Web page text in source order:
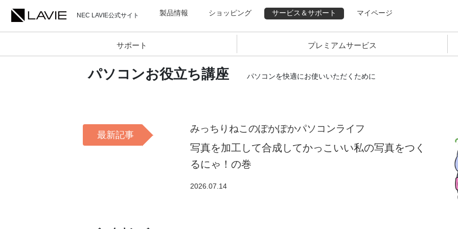
NEC LAVIE公式サイト 製品情報 ショッピング サービス＆サポート マイページ
サポート プレミアムサービス
パソコンお役立ち講座 パソコンを快適にお使いいただくために
最新記事
みっちりねこのぽかぽかパソコンライフ
写真を加工して合成してかっこいい私の写真をつく
るにゃ！の巻
2026.07.14